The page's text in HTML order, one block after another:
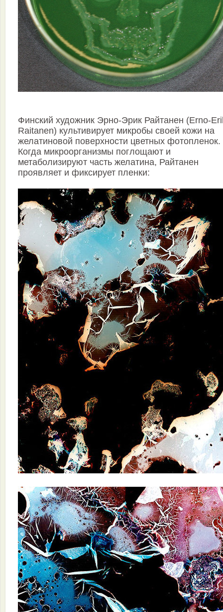
Финский художник Эрно-Эрик Райтанен (Erno-
Raitanen) культивирует микробы своей кожи на
желатиновой поверхности цветных фотопленок.
Когда микроорганизмы поглощают и
метаболизируют часть желатина, Райтанен
проявляет и фиксирует пленки: